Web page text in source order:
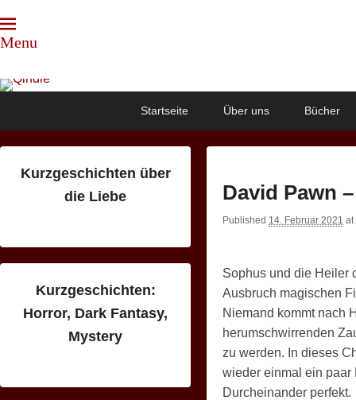
Menu
Qindie
Das Autorenkorrektiv
Startseite Über uns Bücher
David Pawn
Published 14. Februar 2021 at
Sophus und die Heiler
Ausbruch magischen
Niemand kommt nach
herumschwirrenden
zu werden. In dieses
wieder einmal ein paar
Durcheinander perfekt.
Kurzgeschichten über
die Liebe
Kurzgeschichten:
Horror, Dark Fantasy,
Mystery